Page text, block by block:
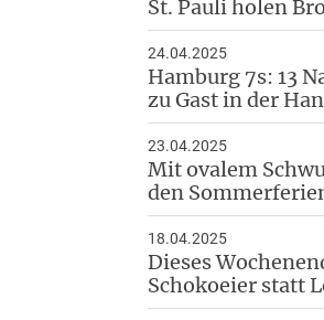
St. Pauli holen
24.04.2025
Hamburg 7s: 13
zu Gast in der
23.04.2025
Mit ovalem
den
18.04.2025
Dieses
Schokoeier statt